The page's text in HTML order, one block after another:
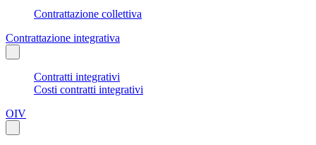
Contrattazione collettiva
Contrattazione integrativa
Contratti integrativi
Costi contratti integrativi
OIV